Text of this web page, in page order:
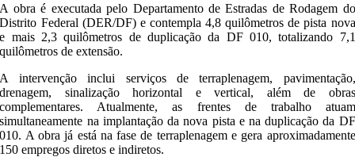
A obra é executada pelo Departamento de Estradas de Rodagem do
Distrito Federal (DER/DF) e contempla 4,8 quilômetros de pista nova
e mais 2,3 quilômetros de duplicação da DF 010, totalizando 7,1
quilômetros de extensão.
A intervenção inclui serviços de terraplenagem, pavimentação,
drenagem, sinalização horizontal e vertical, além de obras
complementares. Atualmente, as frentes de trabalho atuam
simultaneamente na implantação da nova pista e na duplicação da DF
010. A obra já está na fase de terraplenagem e gera aproximadamente
150 empregos diretos e indiretos.